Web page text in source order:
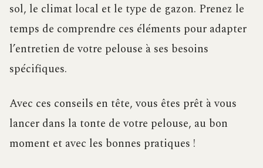
sol, le climat local et le type de gazon. Prenez le
temps de comprendre ces éléments pour adapter
l’entretien de votre pelouse à ses besoins
spécifiques.
Avec ces conseils en tête, vous êtes prêt à vous
lancer dans la tonte de votre pelouse, au bon
moment et avec les bonnes pratiques !